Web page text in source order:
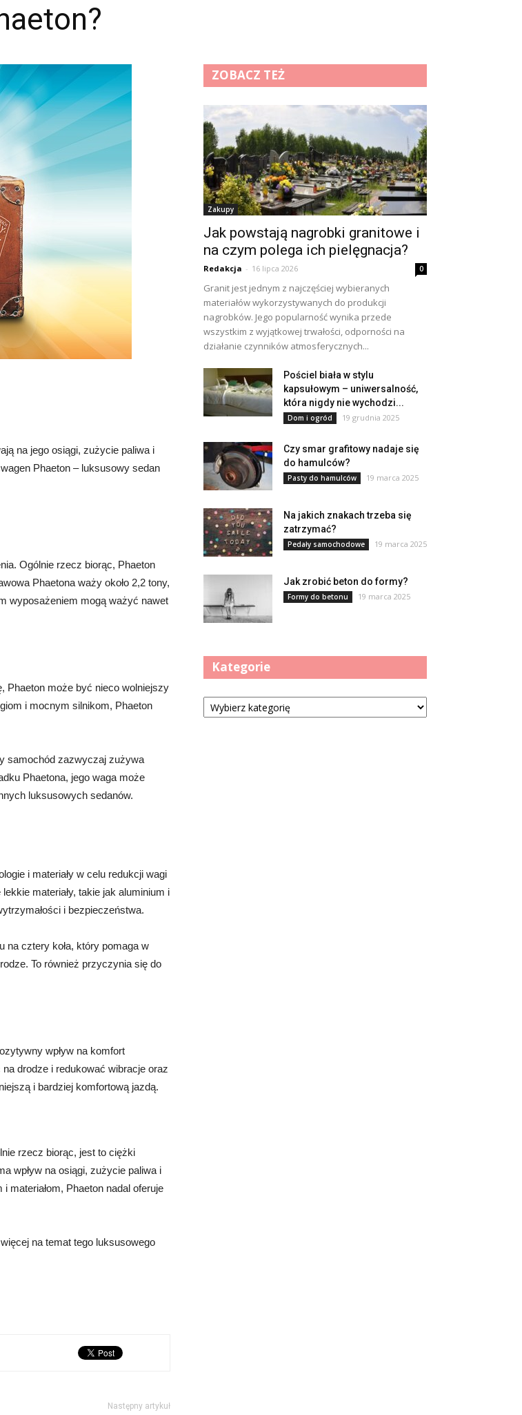
na jego osiągi, zużycie paliwa i
Phaeton – luksusowy sedan
Ogólnie rzecz biorąc, Phaeton
Phaetona waży około 2,2 tony,
wyposażeniem mogą ważyć nawet
Phaeton może być nieco wolniejszy
i mocnym silnikom, Phaeton
samochód zazwyczaj zużywa
Phaetona, jego waga może
luksusowych sedanów.
i materiały w celu redukcji wagi
materiały, takie jak aluminium i
i bezpieczeństwa.
na cztery koła, który pomaga w
To również przyczynia się do
wpływ na komfort
drodze i redukować wibracje oraz
i bardziej komfortową jazdą.
rzecz biorąc, jest to ciężki
wpływ na osiągi, zużycie paliwa i
materiałom, Phaeton nadal oferuje
na temat tego luksusowego
Następny artykuł
ZOBACZ TEŻ
Zakupy
Jak powstają nagrobki granitowe i
na czym polega ich pielęgnacja?
Redakcja - 16 lipca 2026 0
Granit jest jednym z najczęściej wybieranych
materiałów wykorzystywanych do produkcji
nagrobków. Jego popularność wynika przede
wszystkim z wyjątkowej trwałości, odporności na
działanie czynników atmosferycznych...
Pościel biała w stylu
kapsułowym – uniwersalność,
która nigdy nie wychodzi...
Dom i ogród 19 grudnia 2025
Czy smar grafitowy nadaje się
do hamulców?
Pasty do hamulców 19 marca 2025
Na jakich znakach trzeba się
zatrzymać?
Pedały samochodowe 19 marca 2025
Jak zrobić beton do formy?
Formy do betonu 19 marca 2025
Kategorie
Kategorie